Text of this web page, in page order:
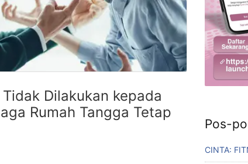
Dilakukan kepada
Rumah Tangga Tetap
Pos-
CINTA: